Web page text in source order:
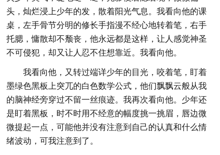
头，灿烂浸上少年的发，散着阳光气息。我看向他的课
桌，左手骨节分明的修长手指漫不经心地转着笔，右手
托腮，慵散却不颓丧，他永远都是这样，让人感觉神圣
不可侵犯，却又让人忍不住想靠近。我看向他。
我看向他，又转过端详少年的目光，咬着笔，盯着
墨绿色黑板上突兀的白色数学公式，他们飘飘云般从我
的脑神经旁穿过不留一丝痕迹。我再次看向他。少年还
是盯着黑板，时不时用不经意的幅度挑一挑眉，唇边微
微提起一点，可能他并没有注意到自己的认真和什么情
绪波动，可我注意到了。